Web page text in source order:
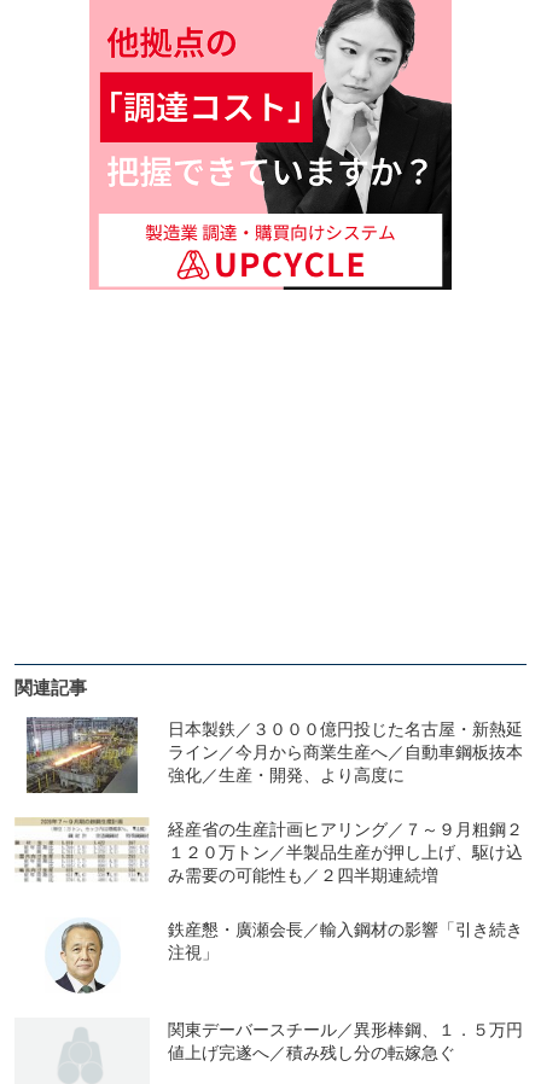
関連記事
日本製鉄／３０００億円投じた名古屋・新熱延
ライン／今月から商業生産へ／自動車鋼板抜本
強化／生産・開発、より高度に
経産省の生産計画ヒアリング／７～９月粗鋼２
１２０万トン／半製品生産が押し上げ、駆け込
み需要の可能性も／２四半期連続増
鉄産懇・廣瀬会長／輸入鋼材の影響「引き続き
注視」
関東デーバースチール／異形棒鋼、１．５万円
値上げ完遂へ／積み残し分の転嫁急ぐ